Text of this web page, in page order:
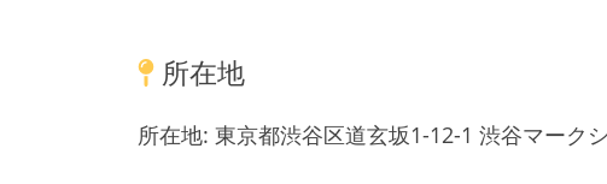
所在地
所在地: 東京都渋谷区道玄坂1-12-1 渋谷マーク